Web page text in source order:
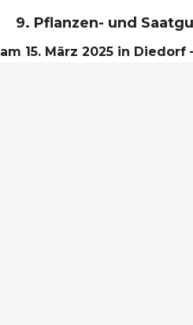
9. Pflanzen- und
am 15. März 2025 in Diedorf